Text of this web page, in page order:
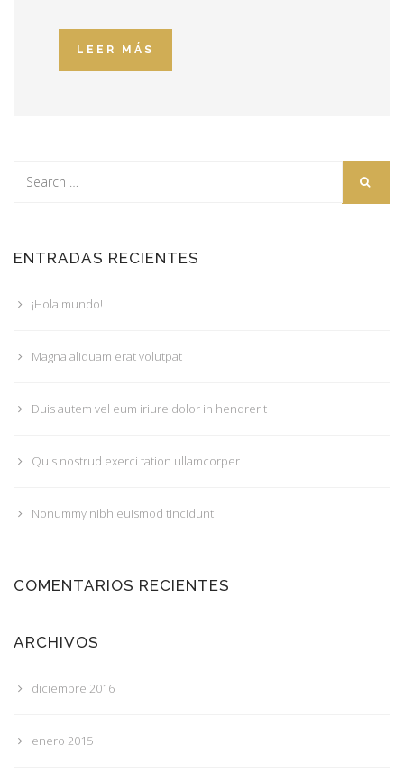
LEER MÁS
ENTRADAS RECIENTES
¡Hola mundo!
Magna aliquam erat volutpat
Duis autem vel eum iriure dolor in hendrerit
Quis nostrud exerci tation ullamcorper
Nonummy nibh euismod tincidunt
COMENTARIOS RECIENTES
ARCHIVOS
diciembre 2016
enero 2015